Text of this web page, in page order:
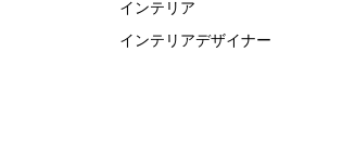
インテリア
インテリアデザイナー